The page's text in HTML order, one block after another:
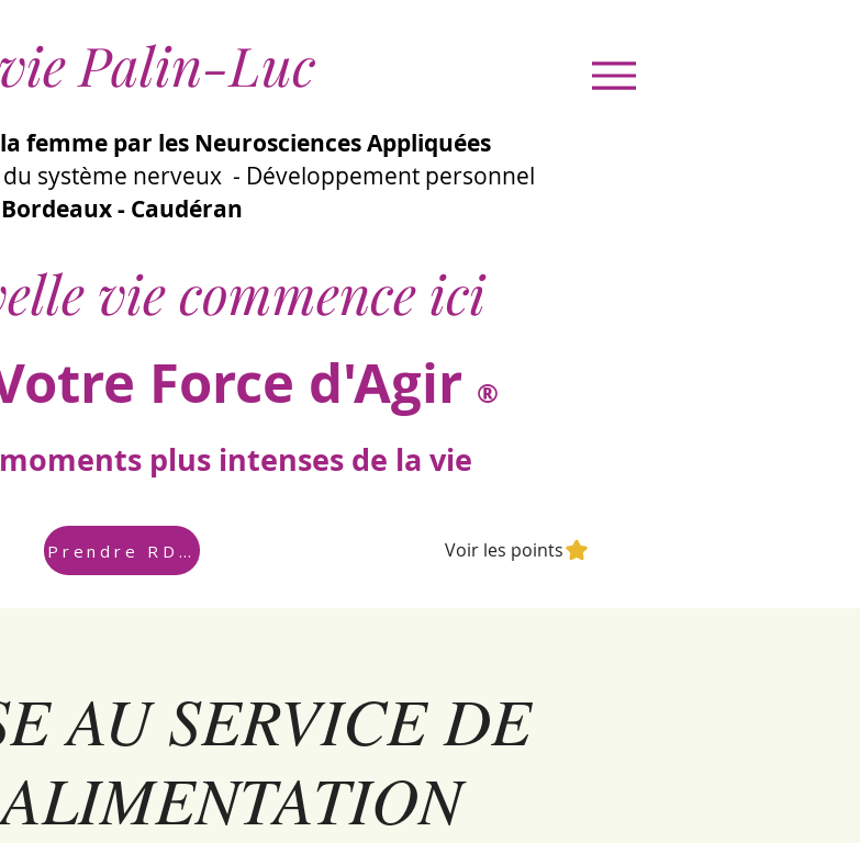
Palin-Luc
femme par les Neurosciences Appliquées
du système nerveux - Développement personnel
Bordeaux - Caudéran
vie commence ici
Force d'Agir ®
plus intenses de la vie
Prendre RDV Voir les points
AU SERVICE DE